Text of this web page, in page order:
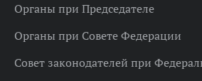
Органы при Председателе
Органы при Совете Федерации
Совет законодателей при